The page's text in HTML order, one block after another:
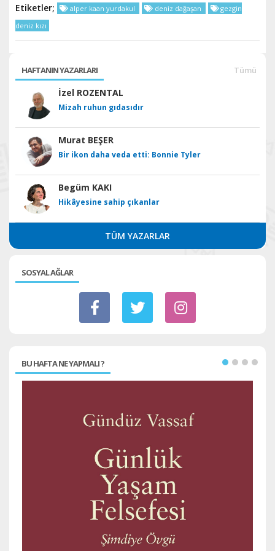
Etiketler; alper kaan yurdakul deniz dağaşan
gezgin
deniz kızı
HAFTANIN YAZARLARI Tümü
İzel ROZENTAL
Mizah ruhun gıdasıdır
Murat BEŞER
Bir ikon daha veda etti: Bonnie Tyler
Begüm KAKI
Hikâyesine sahip çıkanlar
TÜM YAZARLAR
SOSYAL AĞLAR
BU HAFTA NE YAPMALI ?